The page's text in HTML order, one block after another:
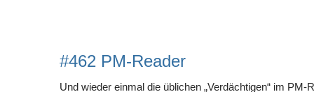
#462 PM-Reader
Und wieder einmal die üblichen „Verdächtigen“ im PM-